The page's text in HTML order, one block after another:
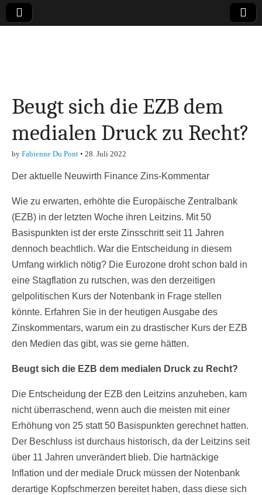
Finanzen,
Marketing-, Vertrieb-
& Investment-Tipps
Beugt sich die EZB dem
medialen Druck zu Recht?
by Fabienne Du Pont • 28. Juli 2022
Der aktuelle Neuwirth Finance Zins-Kommentar
Wie zu erwarten, erhöhte die Europäische Zentralbank
(EZB) in der letzten Woche ihren Leitzins. Mit 50
Basispunkten ist der erste Zinsschritt seit 11 Jahren
dennoch beachtlich. War die Entscheidung in diesem
Umfang wirklich nötig? Die Eurozone droht schon bald in
eine Stagflation zu rutschen, was den derzeitigen
gelpolitischen Kurs der Notenbank in Frage stellen
könnte. Erfahren Sie in der heutigen Ausgabe des
Zinskommentars, warum ein zu drastischer Kurs der EZB
den Medien das gibt, was sie gerne hätten.
Beugt sich die EZB dem medialen Druck zu Recht?
Die Entscheidung der EZB den Leitzins anzuheben, kam
nicht überraschend, wenn auch die meisten mit einer
Erhöhung von 25 statt 50 Basispunkten gerechnet hatten.
Der Beschluss ist durchaus historisch, da der Leitzins seit
über 11 Jahren unverändert blieb. Die hartnäckige
Inflation und der mediale Druck müssen der Notenbank
derartige Kopfschmerzen bereitet haben, dass diese sich